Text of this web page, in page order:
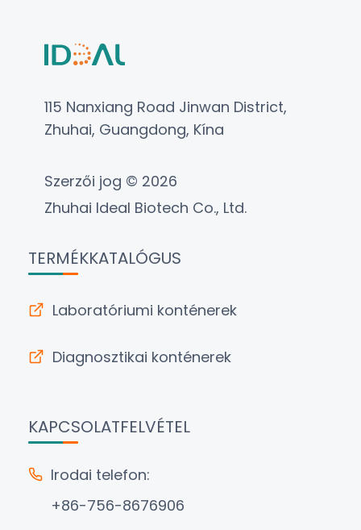
115 Nanxiang Road Jinwan District,
Zhuhai, Guangdong, Kína
Szerzői jog © 2026
Zhuhai Ideal Biotech Co., Ltd.
TERMÉKKATALÓGUS
Laboratóriumi konténerek
Diagnosztikai konténerek
KAPCSOLATFELVÉTEL
Irodai telefon:
+86-756-8676906